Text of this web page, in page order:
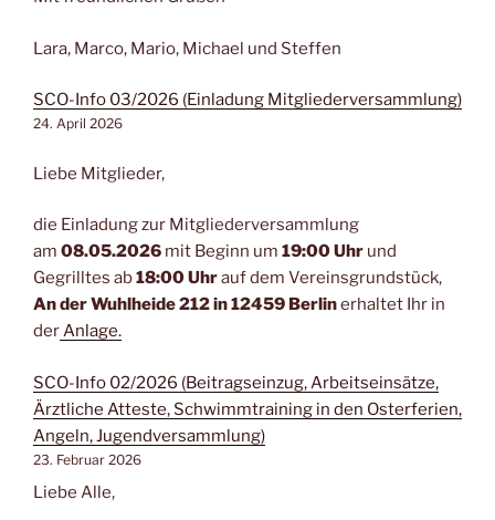
Lara, Marco, Mario, Michael und Steffen
SCO-Info 03/2026 (Einladung Mitgliederversammlung)
24. April 2026
Liebe Mitglieder,
die Einladung zur Mitgliederversammlung
am 08.05.2026 mit Beginn um 19:00 Uhr und
Gegrilltes ab18:00 Uhrauf dem Vereinsgrundstück,
An der Wuhlheide 212 in 12459 Berlinerhaltet Ihr in
derAnlage.
SCO-Info 02/2026 (Beitragseinzug, Arbeitseinsätze,
Ärztliche Atteste, Schwimmtraining in den Osterferien,
Angeln, Jugendversammlung)
23. Februar 2026
Liebe Alle,